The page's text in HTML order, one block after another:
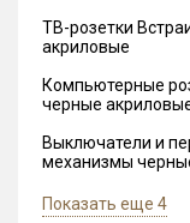
ТВ-розетки
акриловые
Компьютерные
черные
Выключатели и
механизмы
Показать еще 4